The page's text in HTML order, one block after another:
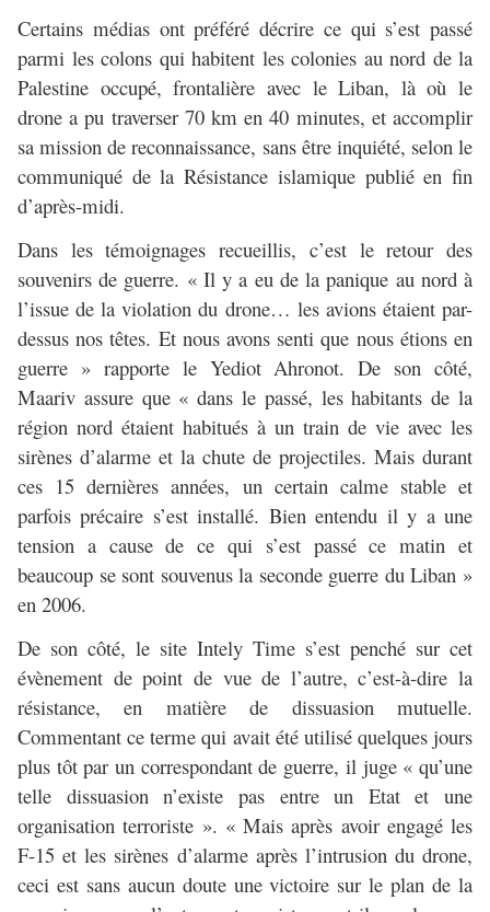
Certains médias ont préféré décrire ce qui s’est passé
parmi les colons qui habitent les colonies au nord de la
Palestine occupé, frontalière avec le Liban, là où le
drone a pu traverser 70 km en 40 minutes, et accomplir
sa mission de reconnaissance, sans être inquiété, selon le
communiqué de la Résistance islamique publié en fin
d’après-midi.
Dans les témoignages recueillis, c’est le retour des
souvenirs de guerre. « Il y a eu de la panique au nord à
l’issue de la violation du drone… les avions étaient par-
dessus nos têtes. Et nous avons senti que nous étions en
guerre » rapporte le Yediot Ahronot. De son côté,
Maariv assure que « dans le passé, les habitants de la
région nord étaient habitués à un train de vie avec les
sirènes d’alarme et la chute de projectiles. Mais durant
ces 15 dernières années, un certain calme stable et
parfois précaire s’est installé. Bien entendu il y a une
tension a cause de ce qui s’est passé ce matin et
beaucoup se sont souvenus la seconde guerre du Liban »
en 2006.
De son côté, le site Intely Time s’est penché sur cet
évènement de point de vue de l’autre, c’est-à-dire la
résistance, en matière de dissuasion mutuelle.
Commentant ce terme qui avait été utilisé quelques jours
plus tôt par un correspondant de guerre, il juge « qu’une
telle dissuasion n’existe pas entre un Etat et une
organisation terroriste ». « Mais après avoir engagé les
F-15 et les sirènes d’alarme après l’intrusion du drone,
ceci est sans aucun doute une victoire sur le plan de la